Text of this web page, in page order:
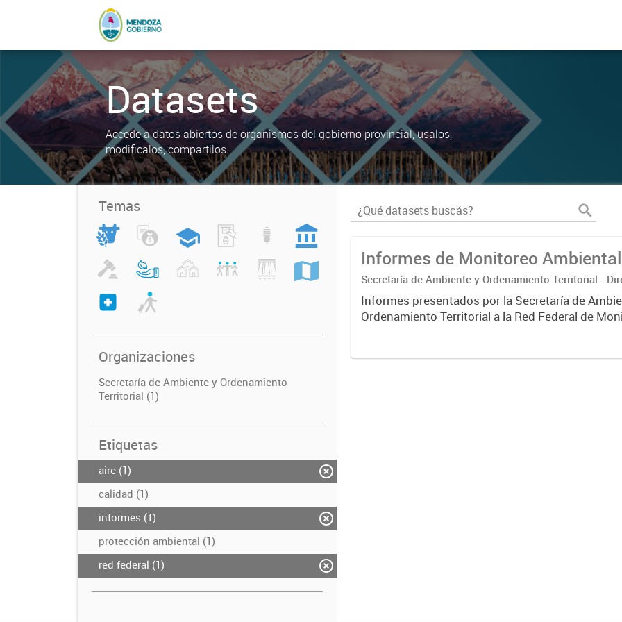
Datasets
Accede a datos abiertos de organismos del gobierno provincial, usalos,
modificalos, compartilos.
Temas
Organizaciones
Secretaría de Ambiente y Ordenamiento
Territorial (1)
Etiquetas
aire (1)
calidad (1)
informes (1)
protección ambiental (1)
red federal (1)
Informes de Monitoreo Ambiental
Secretaría de Ambiente y Ordenamiento Territorial -
Protección Ambiental
Informes presentados por la Secretaría de
Ordenamiento Territorial a la Red Federal de